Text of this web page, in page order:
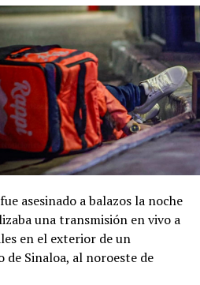
asesinado a balazos la noche
una transmisión en vivo a
en el exterior de un
de Sinaloa, al noroeste de